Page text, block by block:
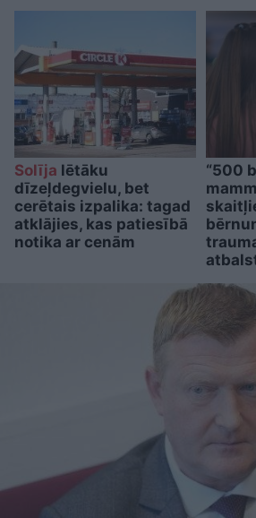
Solīja lētāku
dīzeļdegvielu, bet
cerētais izpalika: tagad
atklājies, kas patiesībā
notika ar cenām
“500